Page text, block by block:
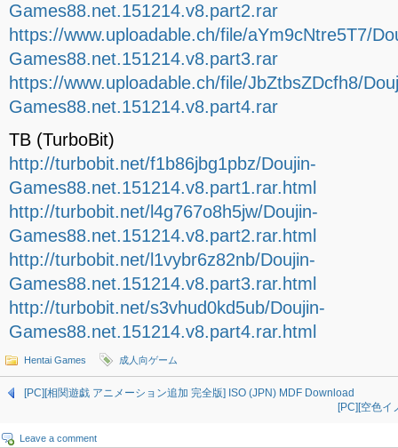
Games88.net.151214.v8.part2.rar
https://www.uploadable.ch/file/aYm9cNtre5T7/
Games88.net.151214.v8.part3.rar
https://www.uploadable.ch/file/JbZtbsZDcfh8/
Games88.net.151214.v8.part4.rar
TB (TurboBit)
http://turbobit.net/f1b86jbg1pbz/Doujin-
Games88.net.151214.v8.part1.rar.html
http://turbobit.net/l4g767o8h5jw/Doujin-
Games88.net.151214.v8.part2.rar.html
http://turbobit.net/l1vybr6z82nb/Doujin-
Games88.net.151214.v8.part3.rar.html
http://turbobit.net/s3vhud0kd5ub/Doujin-
Games88.net.151214.v8.part4.rar.html
Hentai Games 成人向ゲーム
[PC][相関遊戯 アニメーション追加 完全版] ISO (JPN) MDF Download
[PC][空色イ
Leave a comment